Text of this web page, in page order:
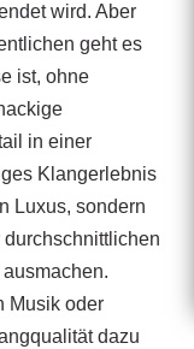
wird. Aber
geht es
ist, ohne
in einer
Klangerlebnis
Luxus, sondern
Musik oder
dazu